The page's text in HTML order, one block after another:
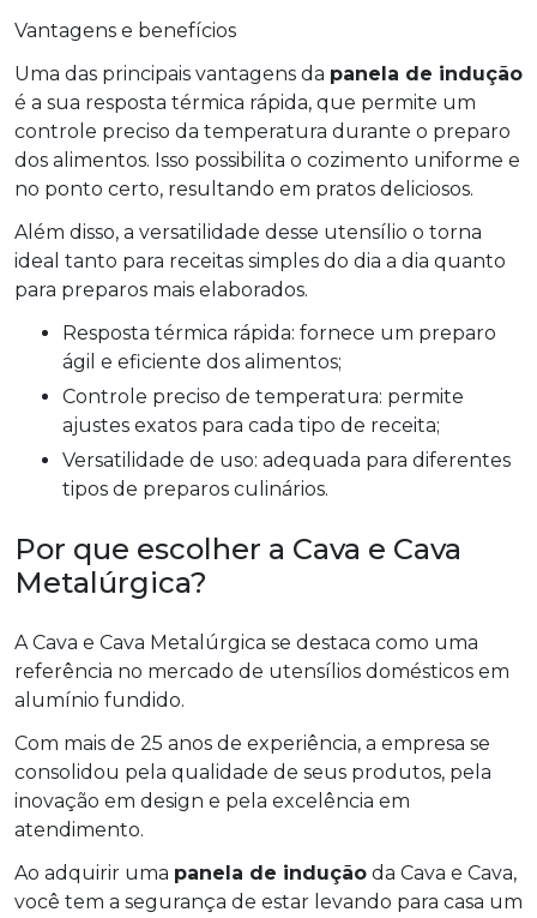
Vantagens e benefícios
Uma das principais vantagens da panela de indução
é a sua resposta térmica rápida, que permite um
controle preciso da temperatura durante o preparo
dos alimentos. Isso possibilita o cozimento uniforme e
no ponto certo, resultando em pratos deliciosos.
Além disso, a versatilidade desse utensílio o torna
ideal tanto para receitas simples do dia a dia quanto
para preparos mais elaborados.
Resposta térmica rápida: fornece um preparo
ágil e eficiente dos alimentos;
Controle preciso de temperatura: permite
ajustes exatos para cada tipo de receita;
Versatilidade de uso: adequada para diferentes
tipos de preparos culinários.
Por que escolher a Cava e Cava
Metalúrgica?
A Cava e Cava Metalúrgica se destaca como uma
referência no mercado de utensílios domésticos em
alumínio fundido.
Com mais de 25 anos de experiência, a empresa se
consolidou pela qualidade de seus produtos, pela
inovação em design e pela excelência em
atendimento.
Ao adquirir uma panela de indução da Cava e Cava,
você tem a segurança de estar levando para casa um